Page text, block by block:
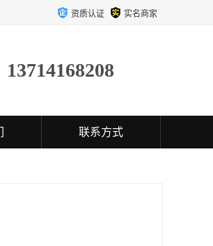
资质认证 实名商家
13714168208
联系方式